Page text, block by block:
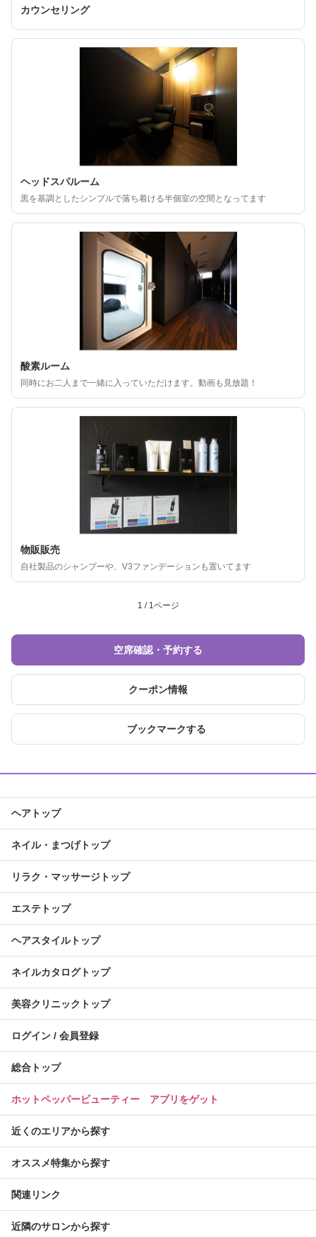
カウンセリング
ヘッドスパルーム
黒を基調としたシンプルで落ち着ける半個室の空間となってます
酸素ルーム
同時にお二人まで一緒に入っていただけます。動画も見放題！
物販販売
自社製品のシャンプーや、V3ファンデーションも置いてます
1 / 1ページ
空席確認・予約する
クーポン情報
ブックマークする
ヘアトップ
ネイル・まつげトップ
リラク・マッサージトップ
エステトップ
ヘアスタイルトップ
ネイルカタログトップ
美容クリニックトップ
ログイン / 会員登録
総合トップ
ホットペッパービューティー アプリをゲット
近くのエリアから探す
オススメ特集から探す
関連リンク
近隣のサロンから探す